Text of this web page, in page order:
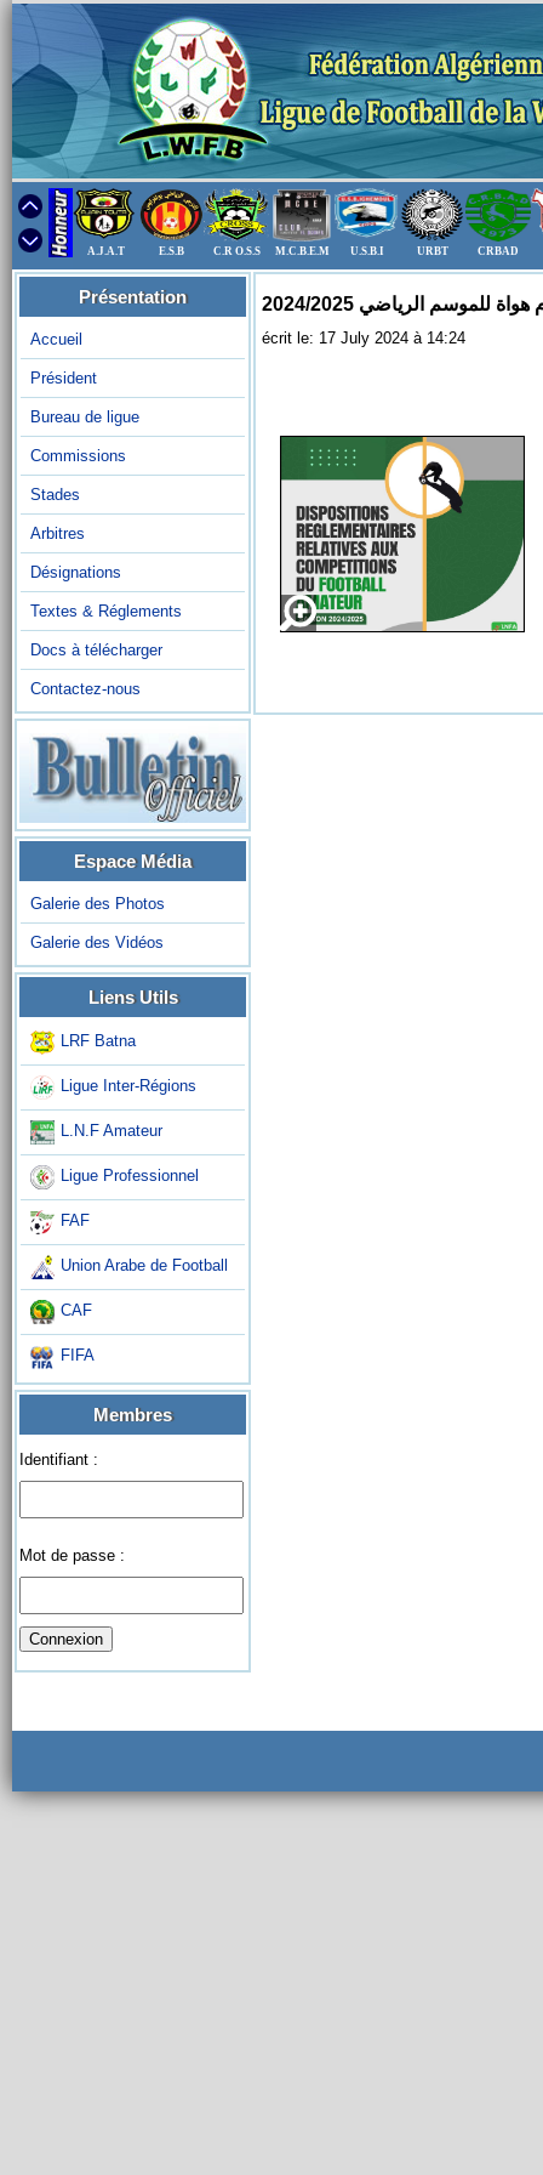
A.J.A.T E.S.B C.R O.S.S M.C.B.E.M U.S.B.I URBT CRBAD
Présentation
Accueil
Président
Bureau de ligue
Commissions
Stades
Arbitres
Désignations
Textes & Réglements
Docs à télécharger
Contactez-nous
Espace Média
Galerie des Photos
Galerie des Vidéos
Liens Utils
LRF Batna
Ligue Inter-Régions
L.N.F Amateur
Ligue Professionnel
FAF
Union Arabe de Football
CAF
FIFA
Membres
Identifiant :
Mot de passe :
للموسم الرياضي 2024/2025
écrit le: 17 July 2024 à 14:24